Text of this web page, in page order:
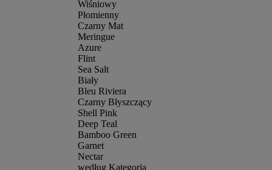
Wiśniowy
Płomienny
Czarny Mat
Meringue
Azure
Flint
Sea Salt
Biały
Bleu Riviera
Czarny Błyszczący
Shell Pink
Deep Teal
Bamboo Green
Garnet
Nectar
według Kategoria